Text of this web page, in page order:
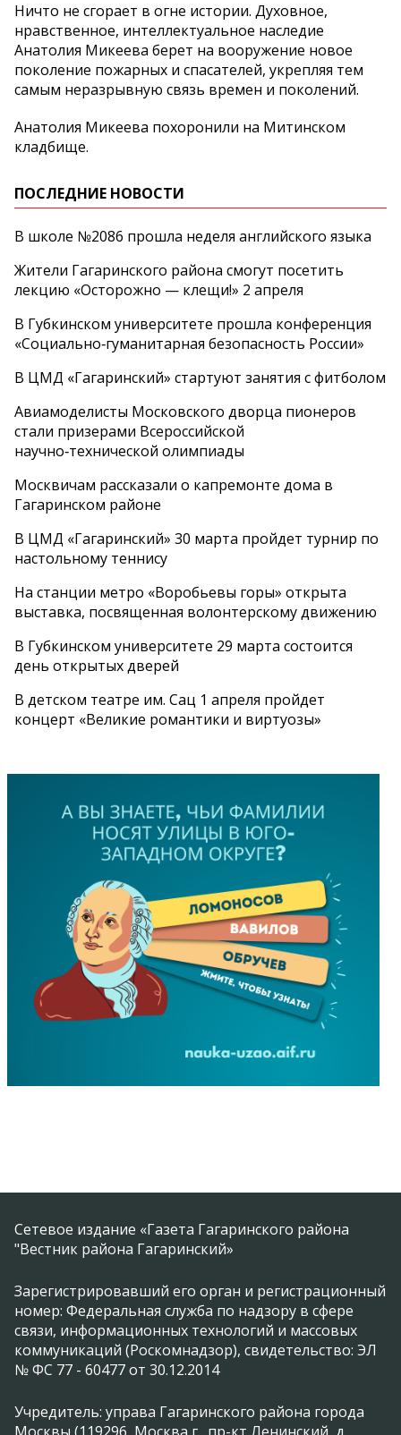
Ничто не сгорает в огне истории. Духовное,
нравственное, интеллектуальное наследие
Анатолия Микеева берет на вооружение новое
поколение пожарных и спасателей, укрепляя тем
самым неразрывную связь времен и поколений.
Анатолия Микеева похоронили на Митинском
кладбище.
ПОСЛЕДНИЕ НОВОСТИ
В школе №2086 прошла неделя английского языка
Жители Гагаринского района смогут посетить
лекцию «Осторожно — клещи!» 2 апреля
В Губкинском университете прошла конференция
«Социально‑гуманитарная безопасность России»
В ЦМД «Гагаринский» стартуют занятия с фитболом
Авиамоделисты Московского дворца пионеров
стали призерами Всероссийской
научно‑технической олимпиады
Москвичам рассказали о капремонте дома в
Гагаринском районе
В ЦМД «Гагаринский» 30 марта пройдет турнир по
настольному теннису
На станции метро «Воробьевы горы» открыта
выставка, посвященная волонтерскому движению
В Губкинском университете 29 марта состоится
день открытых дверей
В детском театре им. Сац 1 апреля пройдет
концерт «Великие романтики и виртуозы»
Сетевое издание «Газета Гагаринского района
"Вестник района Гагаринский»
Зарегистрировавший его орган и регистрационный
номер: Федеральная служба по надзору в сфере
связи, информационных технологий и массовых
коммуникаций (Роскомнадзор), свидетельство: ЭЛ
№ ФС 77 - 60477 от 30.12.2014
Учредитель: управа Гагаринского района города